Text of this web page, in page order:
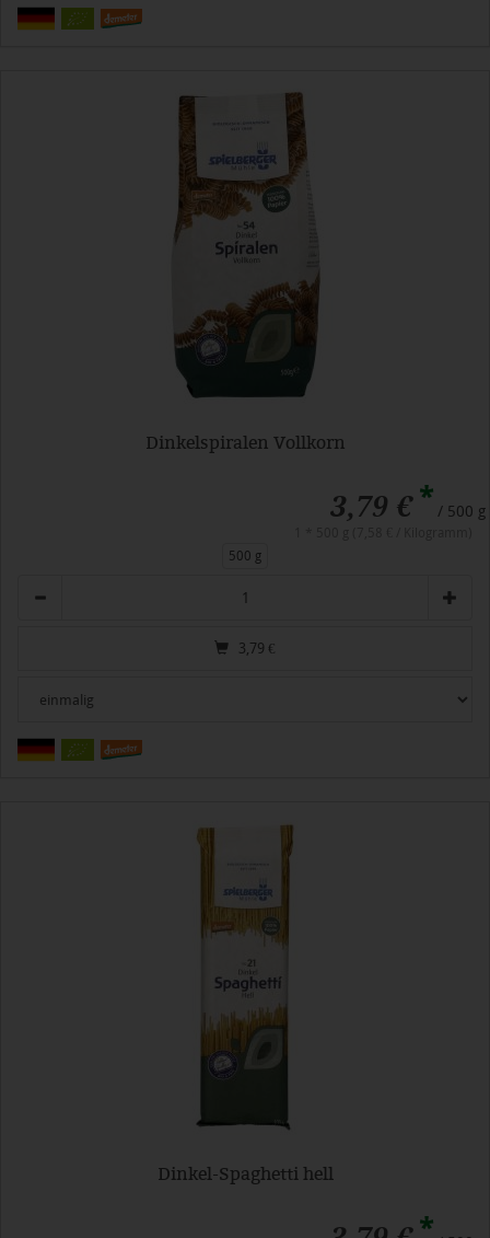
Dinkelspiralen Vollkorn
3,79 €* / 500 g
500 g
3,79 €
Dinkel-Spaghetti hell
*